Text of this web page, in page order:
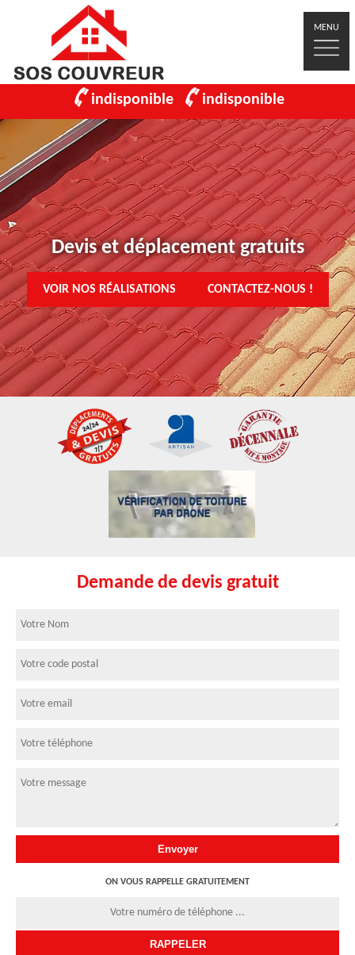
MENU
indisponible indisponible
Devis et déplacement gratuits
VOIR NOS RÉALISATIONS CONTACTEZ-NOUS !
Demande de devis gratuit
ON VOUS RAPPELLE GRATUITEMENT